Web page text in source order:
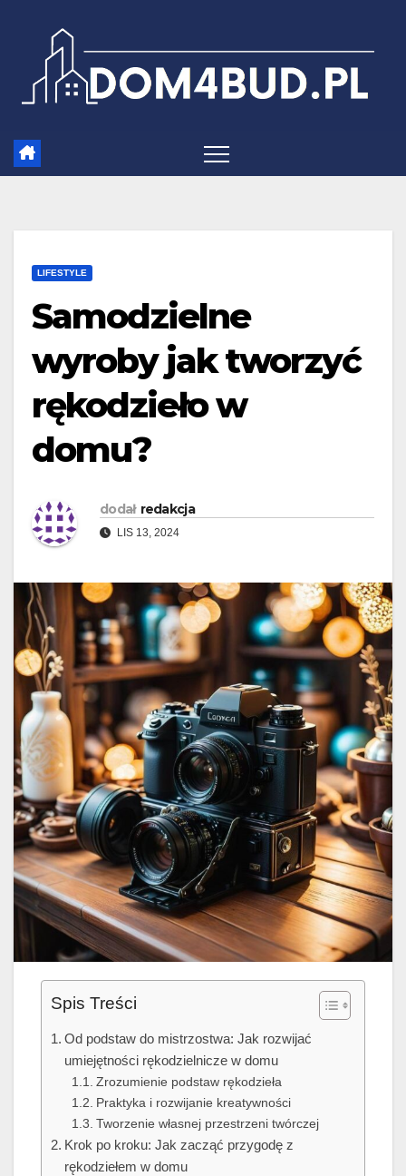
LIFESTYLE
Samodzielne
wyroby jak tworzyć
rękodzieło w
domu?
dodał redakcja
LIS 13, 2024
Spis Treści
Od podstaw do mistrzostwa: Jak rozwijać
umiejętności rękodzielnicze w domu
Zrozumienie podstaw rękodzieła
Praktyka i rozwijanie kreatywności
Tworzenie własnej przestrzeni twórczej
Krok po kroku: Jak zacząć przygodę z
rękodziełem w domu